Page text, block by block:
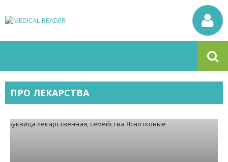
ПРО ЛЕКАРСТВА